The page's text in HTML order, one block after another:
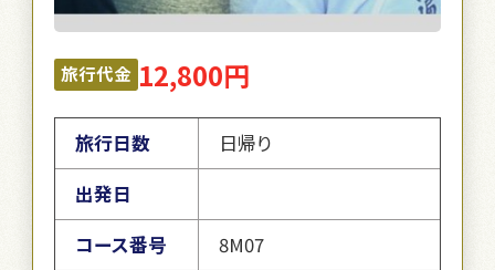
旅行代金 12,800円
旅行日数
日帰り
出発日
コース番号
8M07